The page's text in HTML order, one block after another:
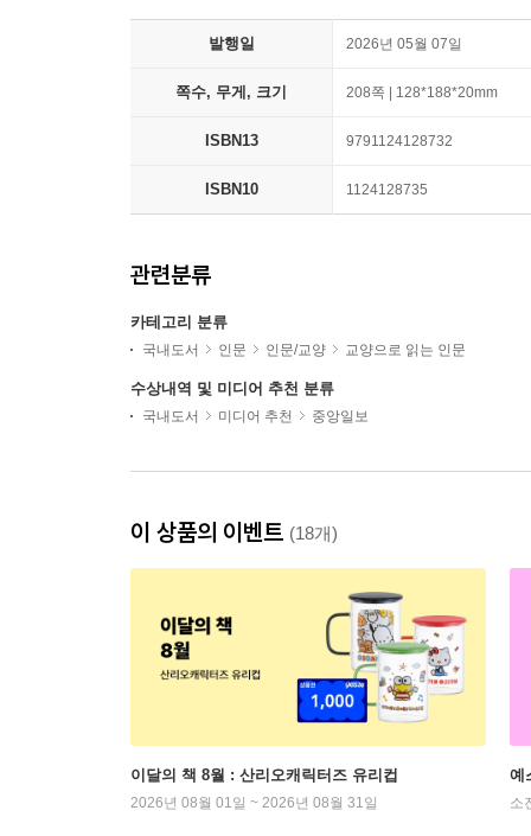
발행일 2026년 05월 07일
쪽수, 무게, 크기 208쪽 | 128*188*20mm
ISBN13 9791124128732
ISBN10 1124128735
관련분류
카테고리 분류
국내도서 인문 인문/교양 교양으로 읽는 인문
수상내역 및 미디어 추천 분류
국내도서 미디어 추천 중앙일보
이 상품의 이벤트 (18개)
이달의 책 8월 : 산리오캐릭터즈 유리컵
2026년 08월 01일 ~ 2026년 08월 31일
예
소